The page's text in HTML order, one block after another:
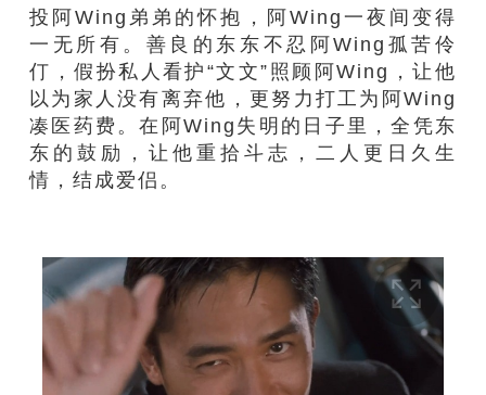
投阿Wing弟弟的怀抱，阿Wing一夜间变得
一无所有。善良的东东不忍阿Wing孤苦伶
仃，假扮私人看护“文文”照顾阿Wing，让他
以为家人没有离弃他，更努力打工为阿Wing
凑医药费。在阿Wing失明的日子里，全凭东
东的鼓励，让他重拾斗志，二人更日久生
情，结成爱侣。